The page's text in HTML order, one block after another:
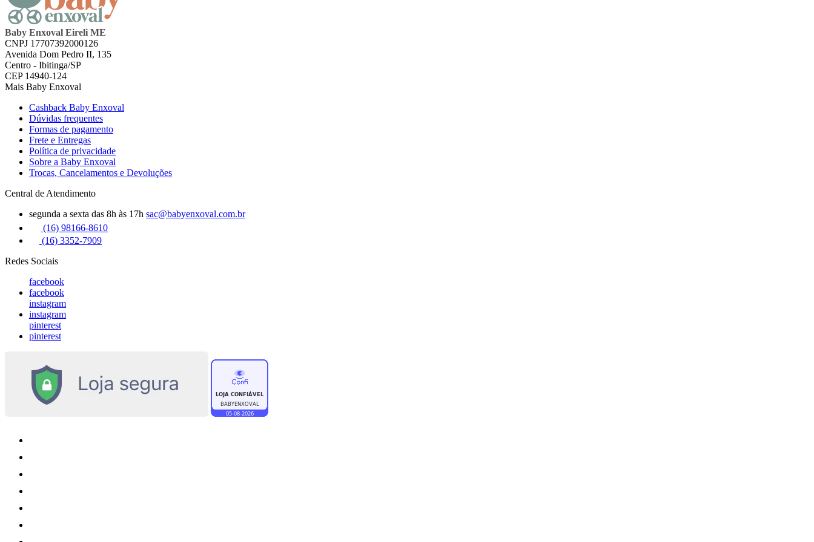
Baby Enxoval Eireli ME
CNPJ 17707392000126
Avenida Dom Pedro II, 135
Centro - Ibitinga/SP
CEP 14940-124
Mais Baby Enxoval
Cashback Baby Enxoval
Dúvidas frequentes
Formas de pagamento
Frete e Entregas
Política de privacidade
Sobre a Baby Enxoval
Trocas, Cancelamentos e Devoluções
Central de Atendimento
segunda a sexta das 8h às 17h sac@babyenxoval.com.br
(16) 98166-8610
(16) 3352-7909
Redes Sociais
facebook
facebook
instagram
instagram
pinterest
pinterest